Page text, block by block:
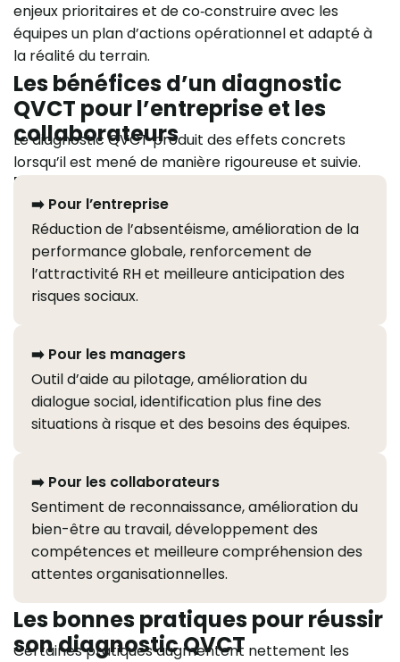
enjeux prioritaires et de co‑construire avec les
équipes un plan d’actions opérationnel et adapté à
la réalité du terrain.
Les bénéfices d’un diagnostic
QVCT pour l’entreprise et les
collaborateurs
Le diagnostic QVCT produit des effets concrets
lorsqu’il est mené de manière rigoureuse et suivie.
Pour qui ?
➡️ Pour l’entreprise
Réduction de l’absentéisme, amélioration de la
performance globale, renforcement de
l’attractivité RH et meilleure anticipation des
risques sociaux.
➡️ Pour les managers
Outil d’aide au pilotage, amélioration du
dialogue social, identification plus fine des
situations à risque et des besoins des équipes.
➡️ Pour les collaborateurs
Sentiment de reconnaissance, amélioration du
bien-être au travail, développement des
compétences et meilleure compréhension des
attentes organisationnelles.
Les bonnes pratiques pour réussir
son diagnostic QVCT
Certaines pratiques augmentent nettement les